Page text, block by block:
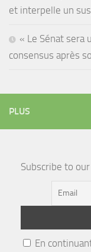
et interpelle un
« Le Sénat sera
consensus après
PLUS
Subscribe to
En